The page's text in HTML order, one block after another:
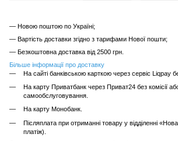
— Новою поштою по Україні;
— Вартість доставки згідно з тарифами Нової пошти;
— Безкоштовна доставка від 2500 грн.
Більше інформації про доставку
На сайті банківською карткою через сервіс Liqpay
На карту Приватбанк через Приват24 без комісії
самообслуговування.
На карту Монобанк.
Післяплата при отриманні товару у відділенні
платіж).